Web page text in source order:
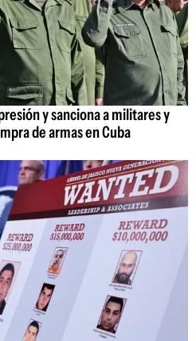
y sanciona a militares y
de armas en Cuba